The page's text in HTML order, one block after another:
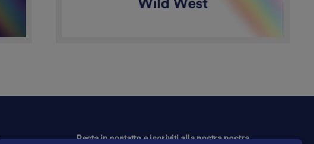
Resta in contatto e iscriviti alla nostra nostra